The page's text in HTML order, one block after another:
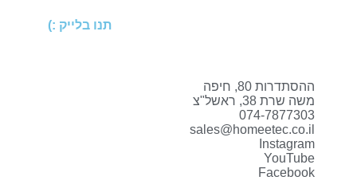
ההסתדרות 80, חיפה
משה שרת 38, ראשל"צ
074-7877303
sales@homeetec.co.il
Instagram
YouTube
Facebook
תנו בלייק :)